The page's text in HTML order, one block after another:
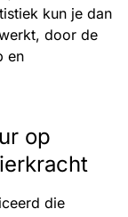
kun je dan
door de
en
op
die